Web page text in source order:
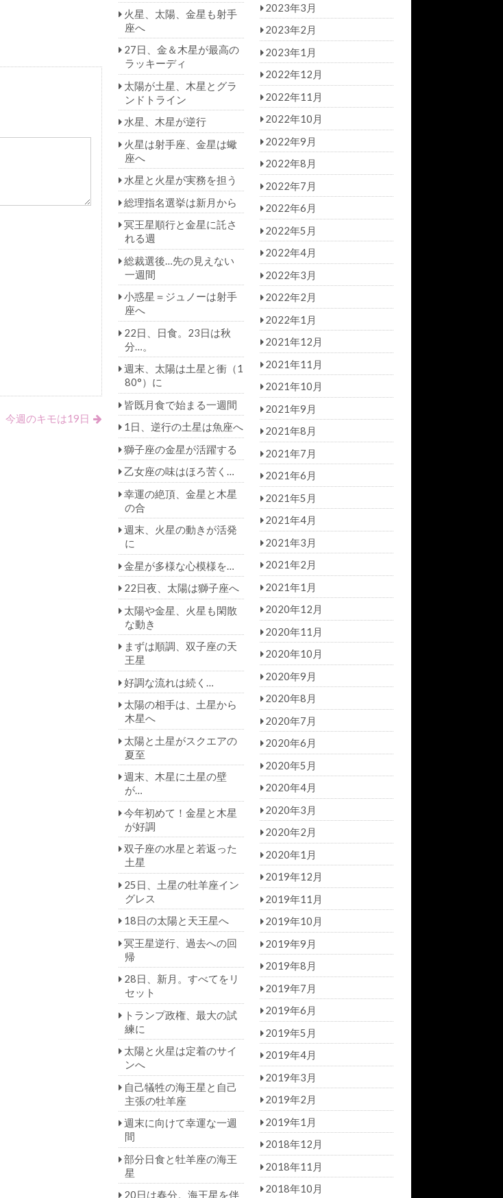
今週のキモは19日
火星、太陽、金星も射手
座へ
27日、金＆木星が最高の
ラッキーディ
太陽が土星、木星とグラ
ンドトライン
水星、木星が逆行
火星は射手座、金星は蠍
座へ
水星と火星が実務を担う
総理指名選挙は新月から
冥王星順行と金星に託さ
れる週
総裁選後…先の見えない
一週間
小惑星＝ジュノーは射手
座へ
22日、日食。23日は秋
分…。
週末、太陽は土星と衝（1
80°）に
皆既月食で始まる一週間
1日、逆行の土星は魚座へ
獅子座の金星が活躍する
乙女座の味はほろ苦く…
幸運の絶頂、金星と木星
の合
週末、火星の動きが活発
に
金星が多様な心模様を…
22日夜、太陽は獅子座へ
太陽や金星、火星も閑散
な動き
まずは順調、双子座の天
王星
好調な流れは続く…
太陽の相手は、土星から
木星へ
太陽と土星がスクエアの
夏至
週末、木星に土星の壁
が…
今年初めて！金星と木星
が好調
双子座の水星と若返った
土星
25日、土星の牡羊座イン
グレス
18日の太陽と天王星へ
冥王星逆行、過去への回
帰
28日、新月。すべてをリ
セット
トランプ政権、最大の試
練に
太陽と火星は定着のサイ
ンへ
自己犠牲の海王星と自己
主張の牡羊座
週末に向けて幸運な一週
間
部分日食と牡羊座の海王
星
20日は春分。海王星を伴
2023年3月
2023年2月
2023年1月
2022年12月
2022年11月
2022年10月
2022年9月
2022年8月
2022年7月
2022年6月
2022年5月
2022年4月
2022年3月
2022年2月
2022年1月
2021年12月
2021年11月
2021年10月
2021年9月
2021年8月
2021年7月
2021年6月
2021年5月
2021年4月
2021年3月
2021年2月
2021年1月
2020年12月
2020年11月
2020年10月
2020年9月
2020年8月
2020年7月
2020年6月
2020年5月
2020年4月
2020年3月
2020年2月
2020年1月
2019年12月
2019年11月
2019年10月
2019年9月
2019年8月
2019年7月
2019年6月
2019年5月
2019年4月
2019年3月
2019年2月
2019年1月
2018年12月
2018年11月
2018年10月